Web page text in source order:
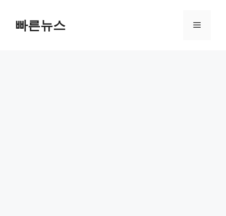
content
빠른뉴스 Menu